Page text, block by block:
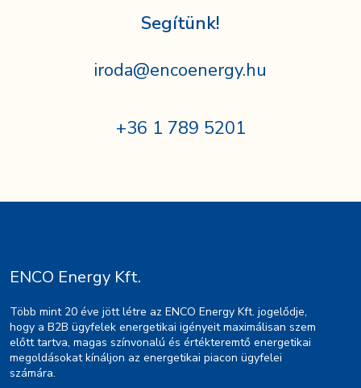
Segítünk!
iroda@encoenergy.hu
+36 1 789 5201
ENCO Energy Kft.
Több mint 20 éve jött létre az ENCO Energy Kft. jogelődje,
hogy a B2B ügyfelek energetikai igényeit maximálisan szem
előtt tartva, magas színvonalú és értékteremtő energetikai
megoldásokat kínáljon az energetikai piacon ügyfelei
számára.